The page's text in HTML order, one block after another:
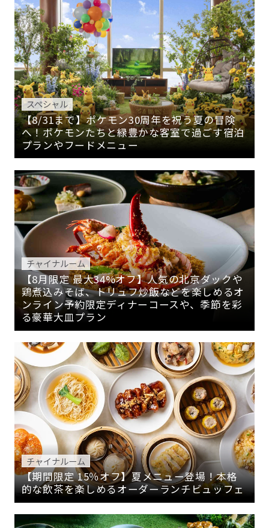
スペシャル
【8/31まで】ポケモン30周年を祝う夏の冒険
へ！ポケモンたちと緑豊かな客室で過ごす宿泊
プランやフードメニュー
チャイナルーム
【8月限定 最大34%オフ】人気の北京ダックや
鶏煮込みそば、トリュフ炒飯などを楽しめるオ
ンライン予約限定ディナーコースや、季節を彩
る豪華大皿プラン
チャイナルーム
【期間限定 15％オフ】夏メニュー登場！本格
的な飲茶を楽しめるオーダーランチビュッフェ